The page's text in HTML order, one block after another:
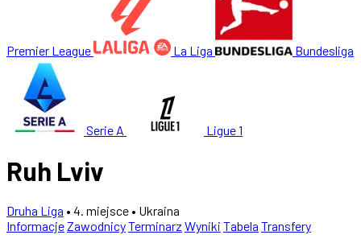
Premier League La Liga Bundesliga
Serie A Ligue 1
Ruh Lviv
Druha Liga • 4. miejsce • Ukraina
InformacjeZawodnicyTerminarz Wyniki Tabela Transfery